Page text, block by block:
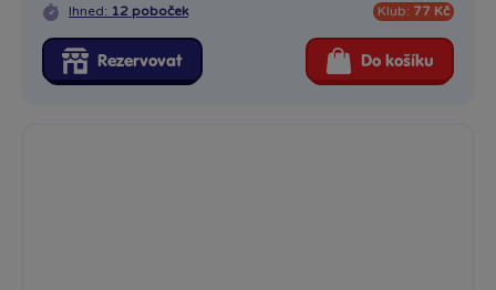
Ihned: 12 poboček Klub: 77 Kč
Rezervovat Do košíku